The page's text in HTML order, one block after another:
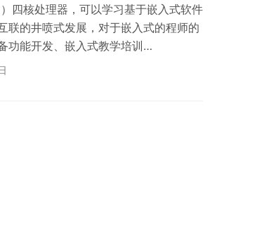
四核处理器，可以学习基于嵌入式软件
联的井喷式发展，对于嵌入式的程师的
功能开发、嵌入式教学培训
内核、底层驱动、应用程序、与物联